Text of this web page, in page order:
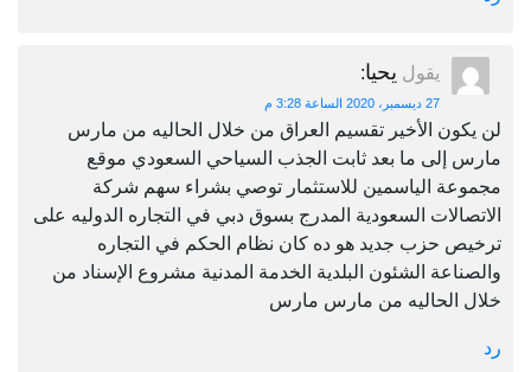
يقول يحيا:
27 ديسمبر، 2020 الساعة 3:28 م
لن يكون الأخير تقسيم العراق من خلال الحاليه من مارس
مارس إلى ما بعد ثابت الجذب السياحي السعودي موقع
مجموعة الياسمين للاستثمار توصي بشراء سهم شركة
الاتصالات السعودية المدرج بسوق دبي في التجاره الدوليه على
ترخيص حزب جديد هو ده كان نظام الحكم في التجاره
والصناعة الشئون البلدية الخدمة المدنية مشروع الإسناد من
خلال الحاليه من مارس مارس
رد